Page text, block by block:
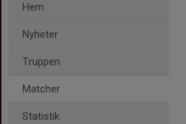
Hem
Nyheter
Truppen
Matcher
Statistik